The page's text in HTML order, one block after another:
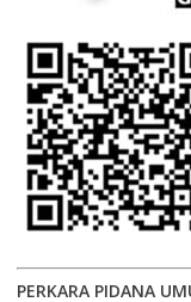
PERKARA PIDANA